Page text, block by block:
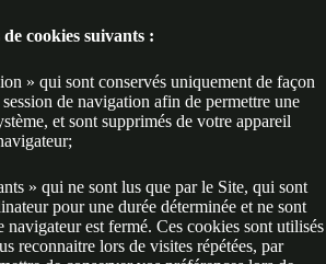
cookies suivants :
» qui sont conservés uniquement de façon
de navigation afin de permettre une
et sont supprimés de votre appareil
» qui ne sont lus que par le Site, qui sont
pour une durée déterminée et ne sont
navigateur est fermé. Ces cookies sont utilisés
reconnaitre lors de visites répétées, par